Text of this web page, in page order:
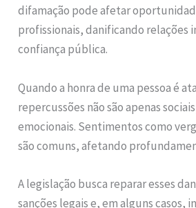
difamação pode afetar
profissionais, danificando relações
confiança pública.
Quando a honra de uma pessoa é
repercussões não são apenas
emocionais. Sentimentos como
são comuns, afetando
A legislação busca reparar esses
sanções legais e, em alguns casos,